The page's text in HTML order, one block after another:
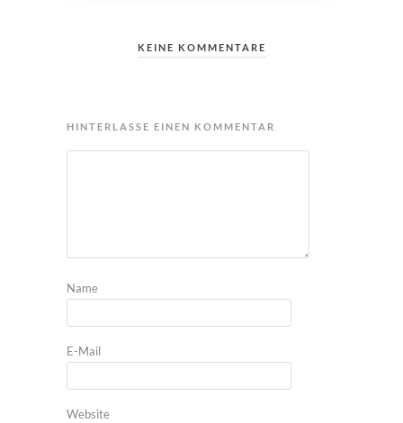
KEINE KOMMENTARE
HINTERLASSE EINEN KOMMENTAR
Name
E-Mail
Website